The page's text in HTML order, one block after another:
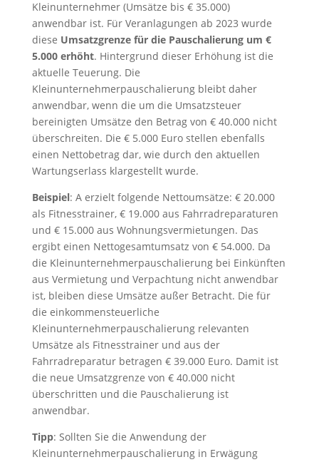
Kleinunternehmer (Umsätze bis € 35.000)
anwendbar ist. Für Veranlagungen ab 2023 wurde
diese Umsatzgrenze für die Pauschalierung um €
5.000 erhöht. Hintergrund dieser Erhöhung ist die
aktuelle Teuerung. Die
Kleinunternehmerpauschalierung bleibt daher
anwendbar, wenn die um die Umsatzsteuer
bereinigten Umsätze den Betrag von € 40.000 nicht
überschreiten. Die € 5.000 Euro stellen ebenfalls
einen Nettobetrag dar, wie durch den aktuellen
Wartungserlass klargestellt wurde.
Beispiel: A erzielt folgende Nettoumsätze: € 20.000
als Fitnesstrainer, € 19.000 aus Fahrradreparaturen
und € 15.000 aus Wohnungsvermietungen. Das
ergibt einen Nettogesamtumsatz von € 54.000. Da
die Kleinunternehmerpauschalierung bei Einkünften
aus Vermietung und Verpachtung nicht anwendbar
ist, bleiben diese Umsätze außer Betracht. Die für
die einkommensteuerliche
Kleinunternehmerpauschalierung relevanten
Umsätze als Fitnesstrainer und aus der
Fahrradreparatur betragen € 39.000 Euro. Damit ist
die neue Umsatzgrenze von € 40.000 nicht
überschritten und die Pauschalierung ist
anwendbar.
Tipp: Sollten Sie die Anwendung der
Kleinunternehmerpauschalierung in Erwägung